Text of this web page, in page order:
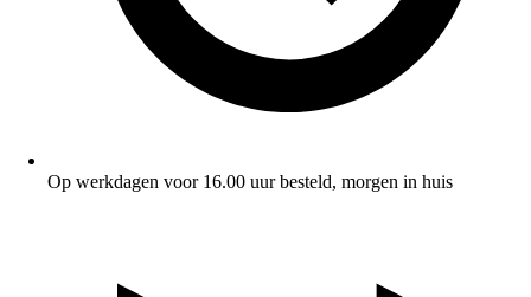
Op werkdagen voor 16.00 uur besteld, morgen in huis